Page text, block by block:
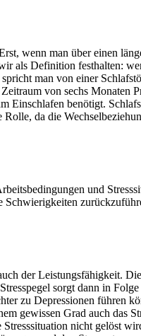
wenn man über einen
als Definition festhalten:
man von einer
von sechs Monaten
benötigt.
da die
und
der Leistungsfähigkeit.
sorgt dann in
zu Depressionen führen
gewissen Grad auch das
nicht gelöst